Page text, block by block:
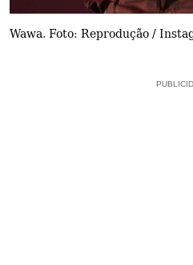
Wawa. Foto: Reprodução /